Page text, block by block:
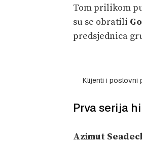
Tom prilikom
su se obratili
predsjednica
Klijenti i poslovni
Prva serija
Azimut